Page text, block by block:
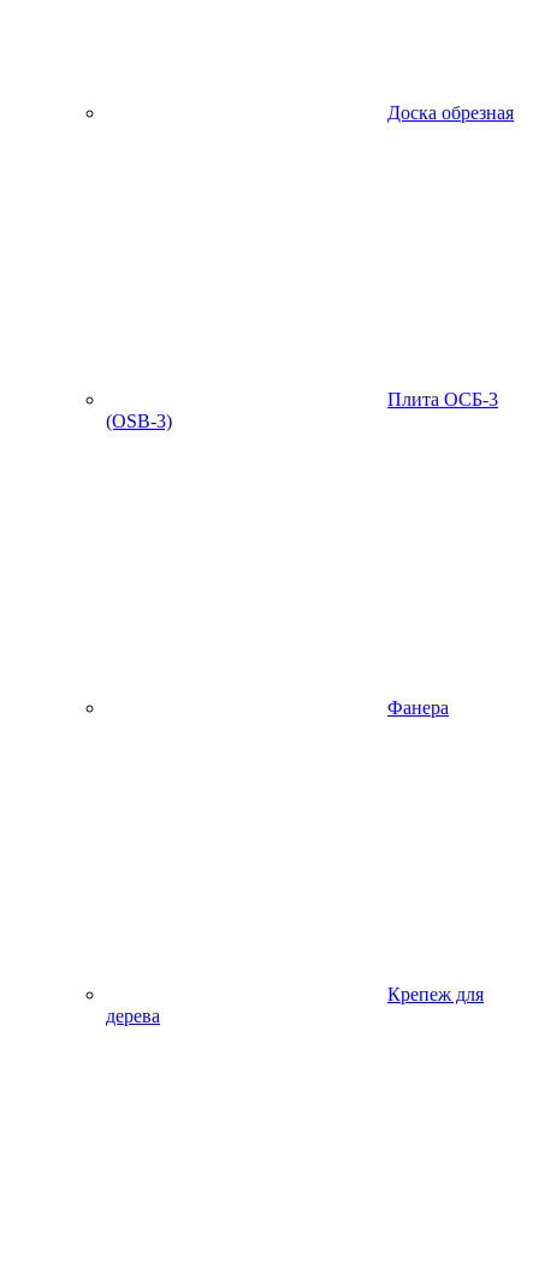
Доска обрезная
Плита ОСБ-3
(OSB-3)
Фанера
Крепеж для
дерева